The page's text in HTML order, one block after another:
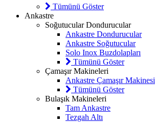
Tümünü Göster
Ankastre
Soğutucular Dondurucular
Ankastre Dondurucular
Ankastre Soğutucular
Solo Inox Buzdolapları
Tümünü Göster
Çamaşır Makineleri
Ankastre Çamaşır Makinesi
Tümünü Göster
Bulaşık Makineleri
Tam Ankastre
Tezgah Altı